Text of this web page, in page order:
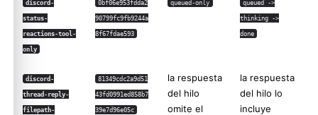
discord-
status-
reactions-tool-
only
0bf06e953fdda2
90799fc9fb9244a
8f67fdae593
queued-only queued ->
thinking ->
done
discord-
thread-reply-
filepath-
81349cdc2a9d51
43fd0991ed858b7
39e7d96e05c
la respuesta
del hilo
omite el
la respuesta
del hilo lo
incluye